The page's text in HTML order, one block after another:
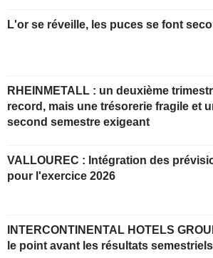
L'or se réveille, les puces se font
RHEINMETALL : un deuxième trimestre
record, mais une trésorerie fragile et
second semestre exigeant
VALLOUREC : Intégration des prévisions
pour l'exercice 2026
INTERCONTINENTAL HOTELS
le point avant les résultats semestriels